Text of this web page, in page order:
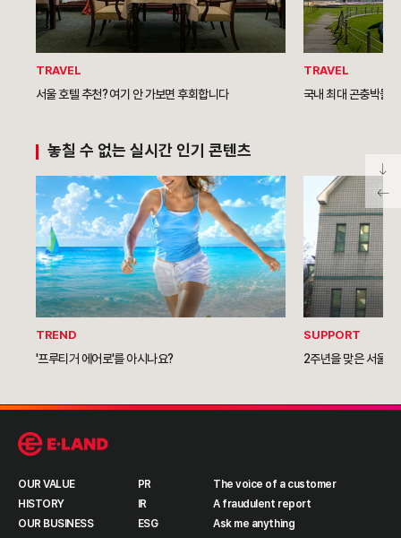
TRAVEL
서울 호텔 추천? 여기 안 가보면 후회합니다
TRAVEL
국내 최대 곤충박물
놓칠 수 없는 실시간 인기 콘텐츠
TREND
'프루티거 에어로'를 아시나요?
SUPPORT
2주년을 맞은 서울역
OUR VALUE
HISTORY
OUR BUSINESS
PR
IR
ESG
The voice of a customer
A fraudulent report
Ask me anything